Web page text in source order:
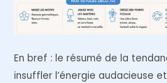
En bref : le résumé de la
insuffler l’énergie audacieuse